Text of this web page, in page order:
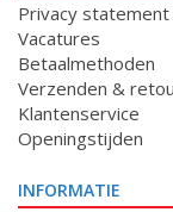
Privacy statement
Vacatures
Betaalmethoden
Verzenden &
Klantenservice
Openingstijden
INFORMATIE